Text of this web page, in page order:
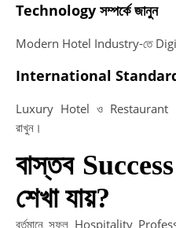
Technology সম্পর্কে জানুন
Modern Hotel Industry-তে
International Standard
Luxury Hotel ও Restaurant
রাখুন।
বাস্তব
শেখা যায়?
বর্তমানে সফল Hospitality